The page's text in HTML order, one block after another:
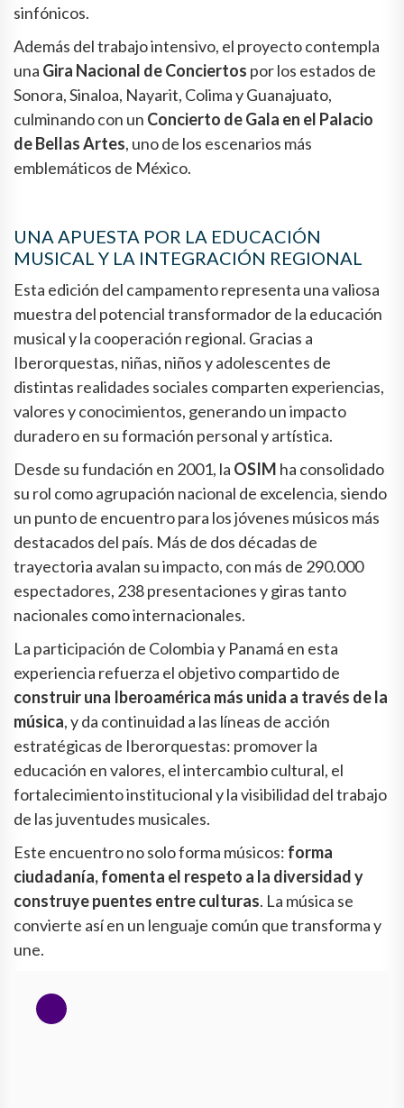
sinfónicos.
Además del trabajo intensivo, el proyecto contempla
una Gira Nacional de Conciertos por los estados de
Sonora, Sinaloa, Nayarit, Colima y Guanajuato,
culminando con un Concierto de Gala en el Palacio
de Bellas Artes, uno de los escenarios más
emblemáticos de México.
UNA APUESTA POR LA EDUCACIÓN
MUSICAL Y LA INTEGRACIÓN REGIONAL
Esta edición del campamento representa una valiosa
muestra del potencial transformador de la educación
musical y la cooperación regional. Gracias a
Iberorquestas, niñas, niños y adolescentes de
distintas realidades sociales comparten experiencias,
valores y conocimientos, generando un impacto
duradero en su formación personal y artística.
Desde su fundación en 2001, la OSIM ha consolidado
su rol como agrupación nacional de excelencia, siendo
un punto de encuentro para los jóvenes músicos más
destacados del país. Más de dos décadas de
trayectoria avalan su impacto, con más de 290.000
espectadores, 238 presentaciones y giras tanto
nacionales como internacionales.
La participación de Colombia y Panamá en esta
experiencia refuerza el objetivo compartido de
construir una Iberoamérica más unida a través de la
música, y da continuidad a las líneas de acción
estratégicas de Iberorquestas: promover la
educación en valores, el intercambio cultural, el
fortalecimiento institucional y la visibilidad del trabajo
de las juventudes musicales.
Este encuentro no solo forma músicos: forma
ciudadanía, fomenta el respeto a la diversidad y
construye puentes entre culturas. La música se
convierte así en un lenguaje común que transforma y
une.